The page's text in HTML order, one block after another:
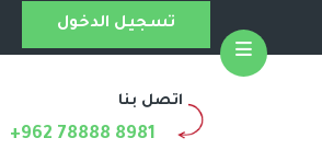
تسجيل الدخول
اتصل بنا
+962 78888 8981